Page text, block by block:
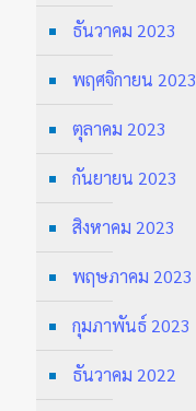
ธันวาคม 2023
พฤศจิกายน 2023
ตุลาคม 2023
กันยายน 2023
สิงหาคม 2023
พฤษภาคม 2023
กุมภาพันธ์ 2023
ธันวาคม 2022